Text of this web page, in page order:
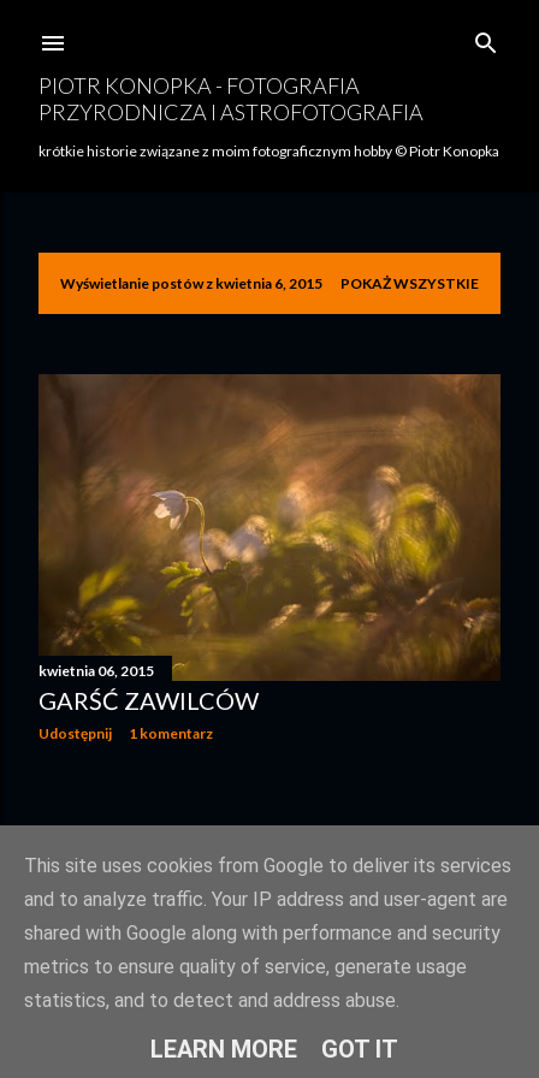
PIOTR KONOPKA - FOTOGRAFIA
PRZYRODNICZA I ASTROFOTOGRAFIA
krótkie historie związane z moim fotograficznym hobby © Piotr Konopka
P
s
Wyświetlanie postów z kwietnia 6, 2015 POKAŻ WSZYSTKIE
kwietnia 06, 2015
GARŚĆ ZAWILCÓW
Udostępnij 1 komentarz
STARSZE POSTY
Obsługiwane przez usługę Blogger
This site uses cookies from Google to deliver its services
and to analyze traffic. Your IP address and user-agent are
shared with Google along with performance and security
metrics to ensure quality of service, generate usage
statistics, and to detect and address abuse.
LEARN MORE GOT IT